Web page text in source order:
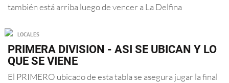
también está arriba luego de vencer a La Delfina
LOCALES
PRIMERA DIVISION - ASI SE UBICAN Y LO
QUE SE VIENE
El PRIMERO ubicado de esta tabla se asegura jugar la final